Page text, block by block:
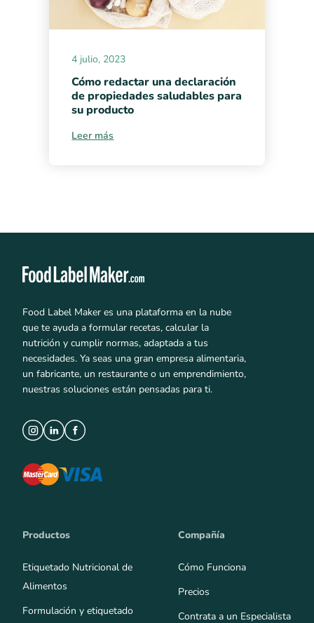
4 julio, 2023
Cómo redactar una declaración
de propiedades saludables para
su producto
Leer más
Food Label Maker es una plataforma en la nube
que te ayuda a formular recetas, calcular la
nutrición y cumplir normas, adaptada a tus
necesidades. Ya seas una gran empresa alimentaria,
un fabricante, un restaurante o un emprendimiento,
nuestras soluciones están pensadas para ti.
Productos
Etiquetado Nutricional de
Alimentos
Formulación y etiquetado
Compañía
Cómo Funciona
Precios
Contrata a un Especialista